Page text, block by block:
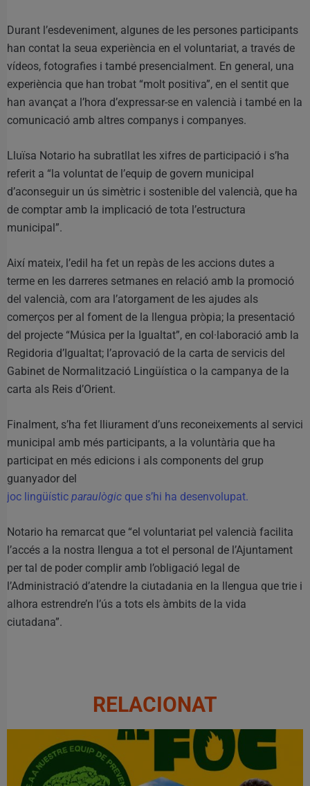
Durant l’esdeveniment, algunes de les persones participants
han contat la seua experiència en el voluntariat, a través de
vídeos, fotografies i també presencialment. En general, una
experiència que han trobat “molt positiva”, en el sentit que
han avançat a l’hora d’expressar-se en valencià i també en la
comunicació amb altres companys i companyes.
Lluïsa Notario ha subratllat les xifres de participació i s’ha
referit a “la voluntat de l’equip de govern municipal
d’aconseguir un ús simètric i sostenible del valencià, que ha
de comptar amb la implicació de tota l’estructura
municipal”.
Així mateix, l’edil ha fet un repàs de les accions dutes a
terme en les darreres setmanes en relació amb la promoció
del valencià, com ara l’atorgament de les ajudes als
comerços per al foment de la llengua pròpia; la presentació
del projecte “Música per la Igualtat”, en col·laboració amb la
Regidoria d’Igualtat; l’aprovació de la carta de servicis del
Gabinet de Normalització Lingüística o la campanya de la
carta als Reis d’Orient.
Finalment, s’ha fet lliurament d’uns reconeixements al servici
municipal amb més participants, a la voluntària que ha
participat en més edicions i als components del grup
guanyador del
joc lingüístic paraulògic que s’hi ha desenvolupat.
Notario ha remarcat que “el voluntariat pel valencià facilita
l’accés a la nostra llengua a tot el personal de l’Ajuntament
per tal de poder complir amb l’obligació legal de
l’Administració d’atendre la ciutadania en la llengua que trie i
alhora estrendre’n l’ús a tots els àmbits de la vida
ciutadana”.
RELACIONAT